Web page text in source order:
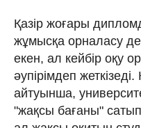
Қазір жоғары
жұмысқа орналасу
екен, ал кейбір оқу
әупірімдеп
айтуынша,
"жақсы бағаны"